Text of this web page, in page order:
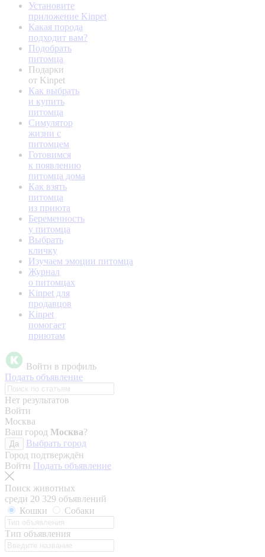
Установите
приложение Kinpet
Какая порода
подходит вам?
Подобрать
питомца
Подарки
от Kinpet
Как выбрать
и купить
питомца
Симулятор
жизни с
питомцем
Готовимся
к появлению
питомца дома
Как взять
питомца
из приюта
Беременность
у питомца
Выбрать
кличку
Изучаем эмоции питомца
Журнал
о питомцах
Kinpet для
продавцов
Kinpet
помогает
приютам
Войти в профиль
Подать объявление
Нет результатов
Войти
Москва
Ваш город Москва?
Да
Выбрать город
Город подтверждён
Войти Подать объявление
Поиск животных
среди 20 329 объявлений
Кошки
Собаки
Тип объявления